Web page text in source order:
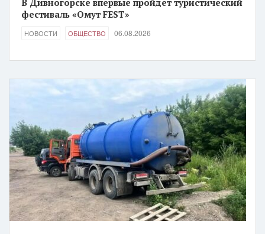
В Дивногорске впервые пройдет туристический
фестиваль «Омут FEST»
НОВОСТИ ОБЩЕСТВО 06.08.2026